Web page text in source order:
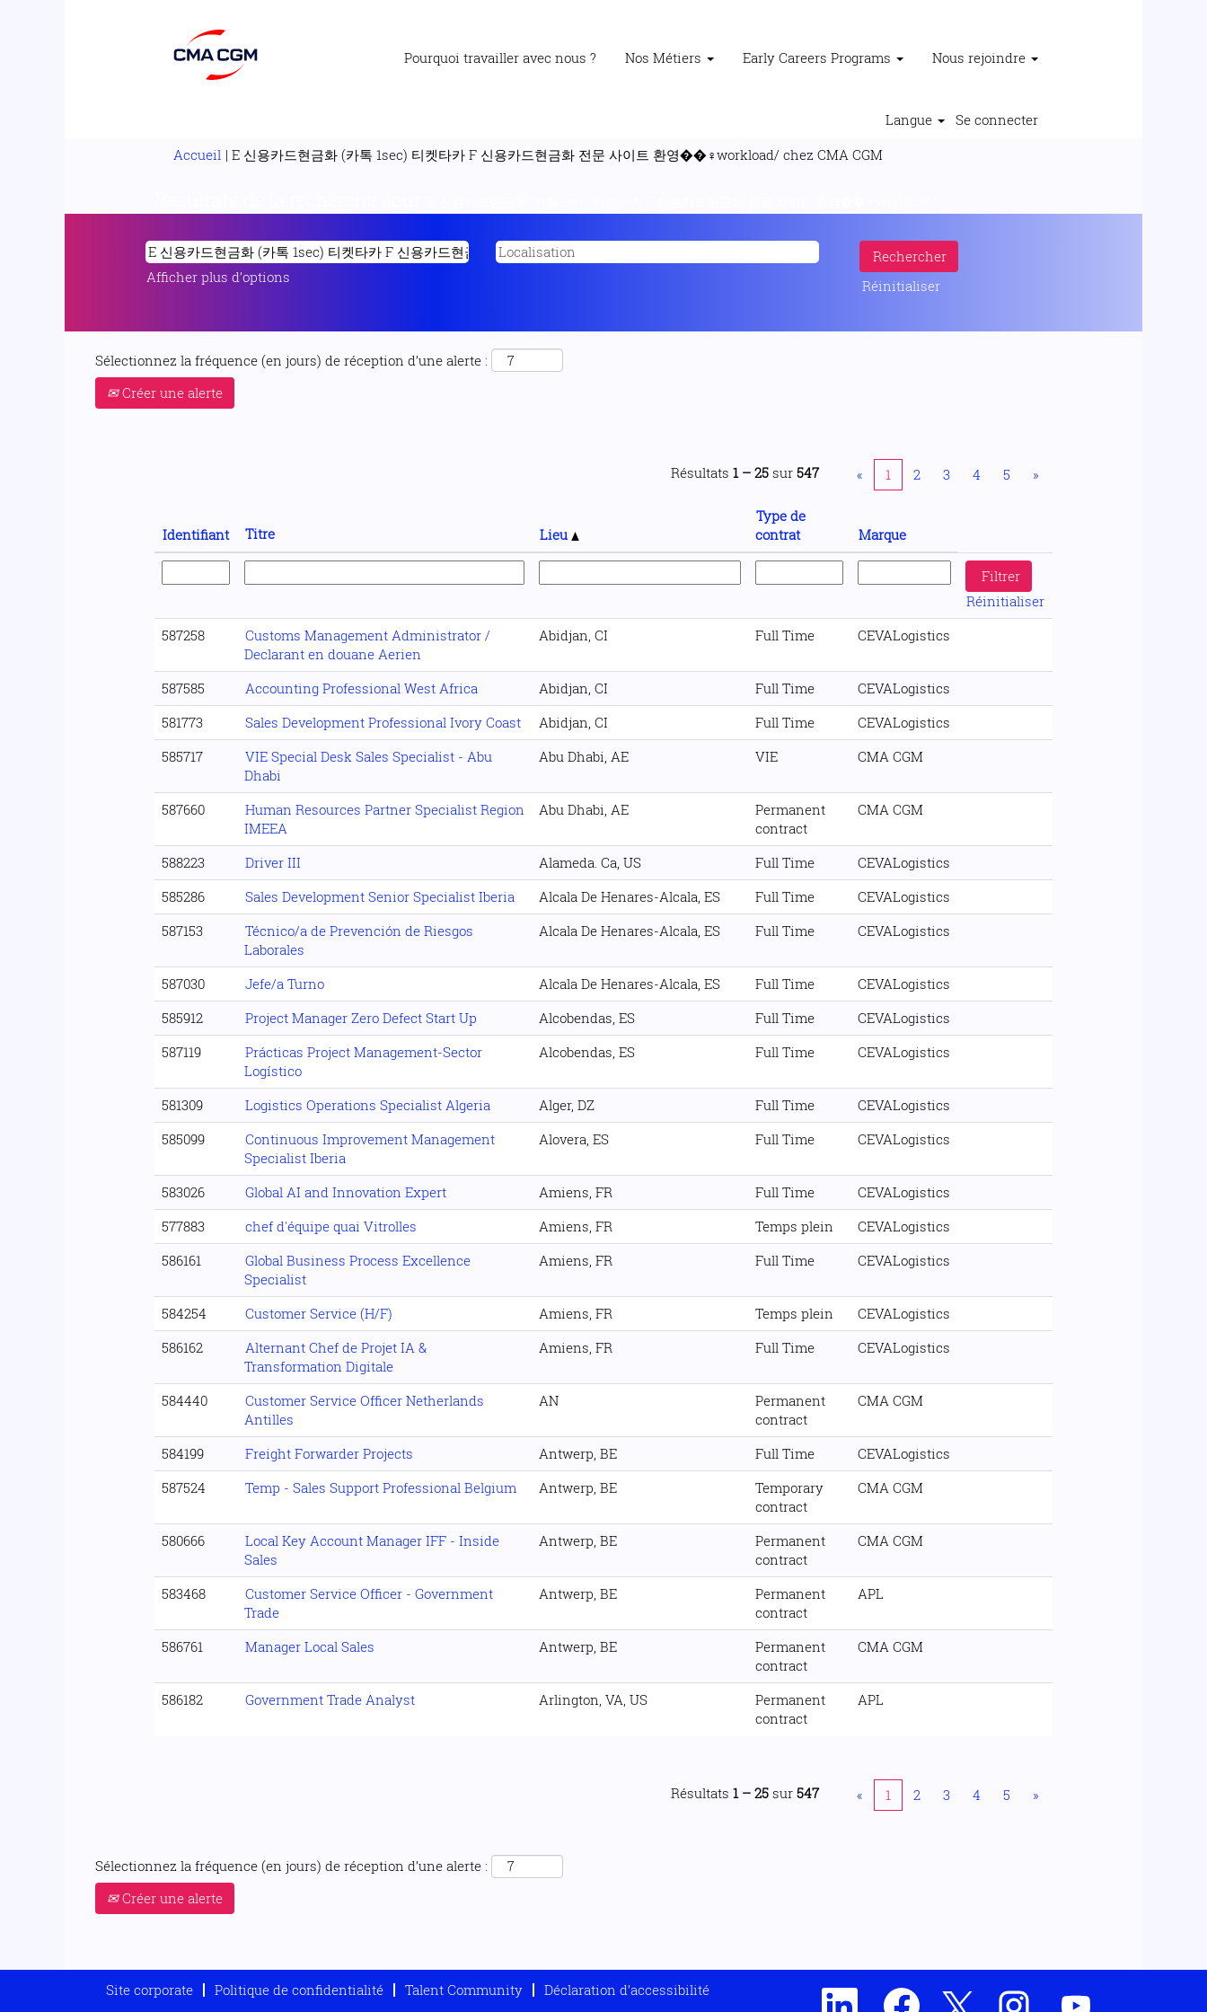
Pourquoi travailler avec nous ? Nos Métiers Early Careers Programs Nous rejoindre
Langue
Se connecter
Accueil | E 신용카드현금화 (카톡 1sec) 티켓타카 F 신용카드현금화 전문 사이트 환영��‍♀️workload/ chez CMA CGM
Afficher plus d’options Réinitialiser
Sélectionnez la fréquence (en jours) de réception d’une alerte :
Créer une alerte
Résultats 1 – 25 sur 547 « 1 2 3 4 5 »
Identifiant Titre Lieu
Type de
contrat
Marque
Réinitialiser
587258
Customs Management Administrator /
Declarant en douane Aerien
Abidjan, CI Full Time CEVALogistics
587585 Accounting Professional West Africa Abidjan, CI Full Time
CEVALogistics
581773
Sales Development Professional Ivory Coast Abidjan, CI Full Time
CEVALogistics
585717
VIE Special Desk Sales Specialist - Abu
Dhabi
Abu Dhabi, AE VIE CMA CGM
587660
Human Resources Partner Specialist Region
IMEEA
Abu Dhabi, AE
Permanent
contract
CMA CGM
588223 Driver III Alameda. Ca, US Full Time
CEVALogistics
585286
Sales Development Senior Specialist Iberia Alcala De Henares-Alcala, ES Full Time
CEVALogistics
587153
Técnico/a de Prevención de Riesgos
Laborales
Alcala De Henares-Alcala, ES Full Time CEVALogistics
587030 Jefe/a Turno Alcala De Henares-Alcala, ES Full Time
CEVALogistics
585912
Project Manager Zero Defect Start Up Alcobendas, ES Full Time
CEVALogistics
587119
Prácticas Project Management-Sector
Logístico
Alcobendas, ES Full Time CEVALogistics
581309 Logistics Operations Specialist Algeria Alger, DZ Full Time
CEVALogistics
585099
Continuous Improvement Management
Specialist Iberia
Alovera, ES Full Time CEVALogistics
583026 Global AI and Innovation Expert Amiens, FR Full Time
CEVALogistics
577883
chef d'équipe quai Vitrolles Amiens, FR Temps plein
CEVALogistics
586161
Global Business Process Excellence
Specialist
Amiens, FR Full Time CEVALogistics
584254 Customer Service (H/F) Amiens, FR Temps plein
CEVALogistics
586162
Alternant Chef de Projet IA &
Transformation Digitale
Amiens, FR Full Time CEVALogistics
584440
Customer Service Officer Netherlands
Antilles
AN
Permanent
contract
CMA CGM
584199 Freight Forwarder Projects Antwerp, BE Full Time
CEVALogistics
587524
Temp - Sales Support Professional Belgium Antwerp, BE
Temporary
contract
CMA CGM
580666
Local Key Account Manager IFF - Inside
Sales
Antwerp, BE
Permanent
contract
CMA CGM
583468
Customer Service Officer - Government
Trade
Antwerp, BE
Permanent
contract
APL
586761 Manager Local Sales Antwerp, BE
Permanent
contract
CMA CGM
586182 Government Trade Analyst Arlington, VA, US
Permanent
contract
APL
Résultats 1 – 25 sur 547 « 1 2 3 4 5 »
Sélectionnez la fréquence (en jours) de réception d’une alerte :
Créer une alerte
Site corporate Politique de confidentialité Talent Community Déclaration d’accessibilité S S